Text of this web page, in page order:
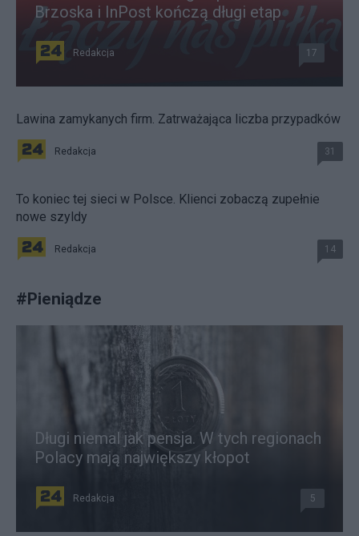
Brzoska i InPost kończą długi etap
Redakcja 17
Lawina zamykanych firm. Zatrważająca liczba przypadków
Redakcja 31
To koniec tej sieci w Polsce. Klienci zobaczą zupełnie
nowe szyldy
Redakcja 14
#Pieniądze
Długi niemal jak pensja. W tych regionach
Polacy mają największy kłopot
Redakcja 5